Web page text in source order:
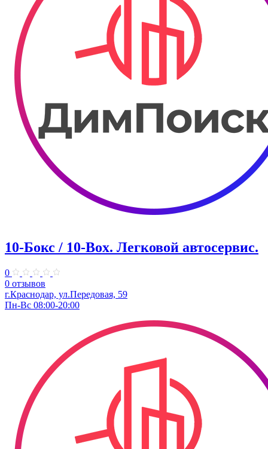
10-Бокс / 10-Box. ​Легковой автосервис.
0
0 отзывов
г.Краснодар, ул.Передовая, 59
Пн-Вс 08:00-20:00